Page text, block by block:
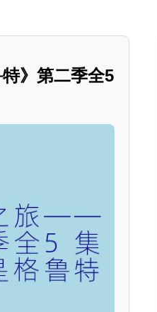
》第二季全5